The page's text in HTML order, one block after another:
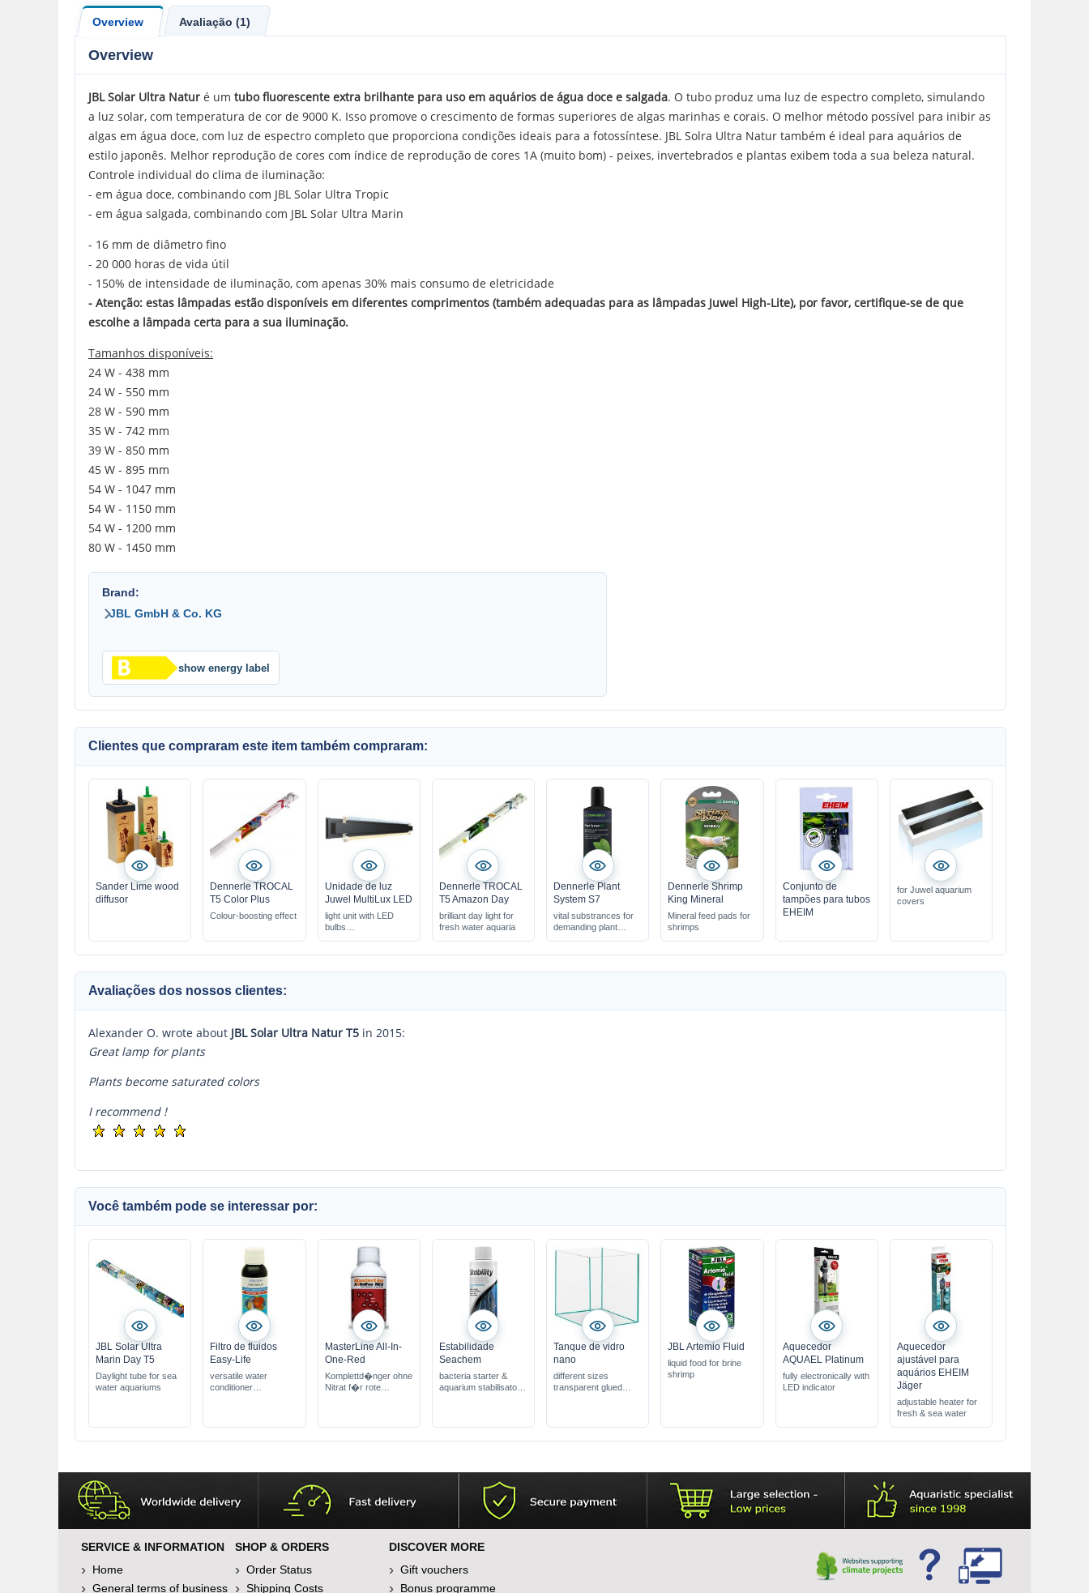
Overview Avaliação (1)
Overview
JBLSolar Ultra Natur é um tubo fluorescente extra brilhante para uso em aquários de água doce e salgada. O tubo produz uma luz de espectro completo, simulando
a luz solar, com temperatura de cor de 9000 K. Isso promove o crescimento de formas superiores de algas marinhas e corais. O melhor método possível para inibir as
algas em água doce, com luz de espectro completo que proporciona condições ideais para a fotossíntese. JBL Solra Ultra Natur também é ideal para aquários de
estilo japonês. Melhor reprodução de cores com índice de reprodução de cores 1A (muito bom) - peixes, invertebrados e plantas exibem toda a sua beleza natural.
Controle individual do clima de iluminação:
- em água doce, combinando com JBL Solar Ultra Tropic
- em água salgada, combinando com JBL Solar Ultra Marin
- 16 mm de diâmetro fino
- 20 000 horas de vida útil
- 150% de intensidade de iluminação, com apenas 30% mais consumo de eletricidade
- Atenção: estas lâmpadas estão disponíveis em diferentes comprimentos (também adequadas para as lâmpadas Juwel High-Lite), por favor, certifique-se de que
escolhe a lâmpada certa para a sua iluminação.
Tamanhos disponíveis:
24 W - 438 mm
24 W - 550 mm
28 W - 590 mm
35 W - 742 mm
39 W - 850 mm
45 W - 895 mm
54 W - 1047 mm
54 W - 1150 mm
54 W - 1200 mm
80 W - 1450 mm
Brand:
JBL GmbH & Co. KG
show energy label
Clientes que compraram este item também compraram:
Sander Lime wood
diffusor
Dennerle TROCAL
T5 Color Plus
Colour-boosting effect
Unidade de luz
Juwel MultiLux LED
light unit with LED
bulbs
Dennerle TROCAL
T5 Amazon Day
brilliant day light for
fresh water aquaria
Dennerle Plant
System S7
vital substrances for
demanding plant
Dennerle Shrimp
King Mineral
Mineral feed pads for
shrimps
Conjunto de
tampões para tubos
EHEIM
for Juwel aquarium
covers
Avaliações dos nossos clientes:
Alexander O. wrote about JBL Solar Ultra Natur T5 in 2015:
Great lamp for plants
Plants become saturated colors
I recommend !
Você também pode se interessar por:
JBL Solar Ultra
Marin Day T5
Daylight tube for sea
water aquariums
Filtro de fluidos
Easy-Life
versatile water
conditioner
MasterLine All-In-
One-Red
Komplettd�nger ohne
Nitrat f�r rote
Estabilidade
Seachem
bacteria starter &
aquarium stabilisator
Tanque de vidro
nano
different sizes
transparent glued
JBL Artemio Fluid
liquid food for brine
shrimp
Aquecedor
AQUAEL Platinum
fully electronically with
LED indicator
Aquecedor
ajustável para
aquários EHEIM
Jäger
adjustable heater for
fresh & sea water
SERVICE & INFORMATION
Home
General terms of business
SHOP & ORDERS
Order Status
Shipping Costs
DISCOVER MORE
Gift vouchers
Bonus programme